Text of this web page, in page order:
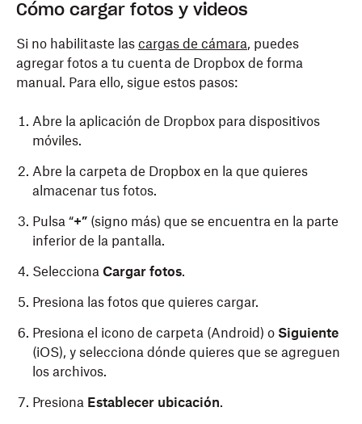
Cómo cargar fotos y videos
Si no habilitaste las cargas de cámara, puedes
agregar fotos a tu cuenta de Dropbox de forma
manual. Para ello, sigue estos pasos:
Abre la aplicación de Dropbox para dispositivos
móviles.
Abre la carpeta de Dropbox en la que quieres
almacenar tus fotos.
Pulsa “+” (signo más) que se encuentra en la parte
inferior de la pantalla.
Selecciona Cargar fotos.
Presiona las fotos que quieres cargar.
Presiona el icono de carpeta (Android) o Siguiente
(iOS), y selecciona dónde quieres que se agreguen
los archivos.
Presiona Establecer ubicación.